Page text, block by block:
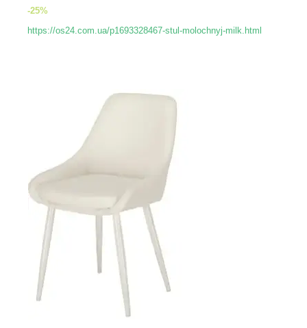
-25%
https://os24.com.ua/p1693328467-stul-molochnyj-milk.html